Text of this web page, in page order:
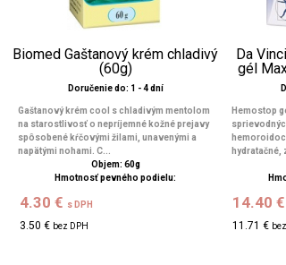
Biomed Gaštanový krém chladivý
(60g)
Doručenie do: 1 - 4 dní
Gaštanový krém cool s chladivým mentolom
na starostlivosť o nepríjemné kožné prejavy
spôsobené kŕčovými žilami, unavenými a
napätými nohami. C...
Objem: 60g
Hmotnosť pevného podielu:
4.30 € s DPH
3.50 € bez DPH
Da
gél
Hemostop
hydratačné,
14.40 €
11.71 €